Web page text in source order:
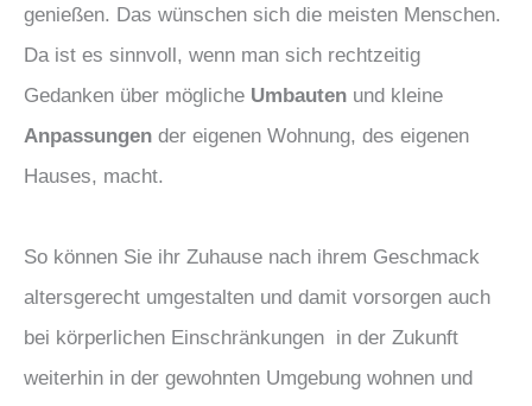
genießen. Das wünschen sich die meisten Menschen.
Da ist es sinnvoll, wenn man sich rechtzeitig
Gedanken über mögliche Umbauten und kleine
Anpassungen der eigenen Wohnung, des eigenen
Hauses, macht.
So können Sie ihr Zuhause nach ihrem Geschmack
altersgerecht umgestalten und damit vorsorgen auch
bei körperlichen Einschränkungen in der Zukunft
weiterhin in der gewohnten Umgebung wohnen und